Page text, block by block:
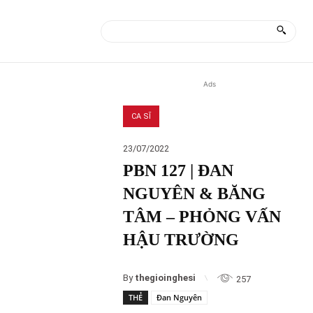
Ads
CA SĨ
23/07/2022
PBN 127 | ĐAN
NGUYÊN & BĂNG
TÂM – PHỎNG VẤN
HẬU TRƯỜNG
By thegioinghesi
257
THẺ
Đan Nguyên